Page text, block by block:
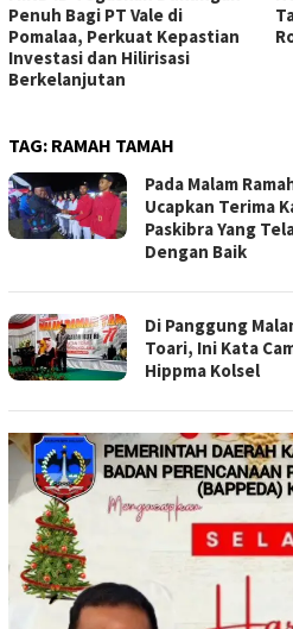
Penuh Bagi PT Vale di
Pomalaa, Perkuat Kepastian
Investasi dan Hilirisasi
Berkelanjutan
TAG: RAMAH TAMAH
Pada Malam
Ucapkan Terima
Paskibra Yang
Dengan Baik
Di Panggung
Toari, Ini Kata
Hippma Kolsel